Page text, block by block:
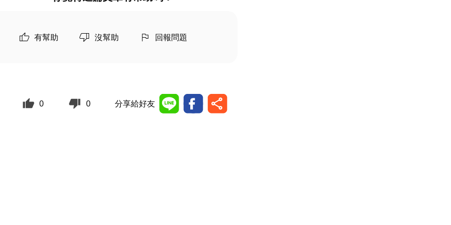
有幫助 沒幫助 回報問題
0 0 分享給好友